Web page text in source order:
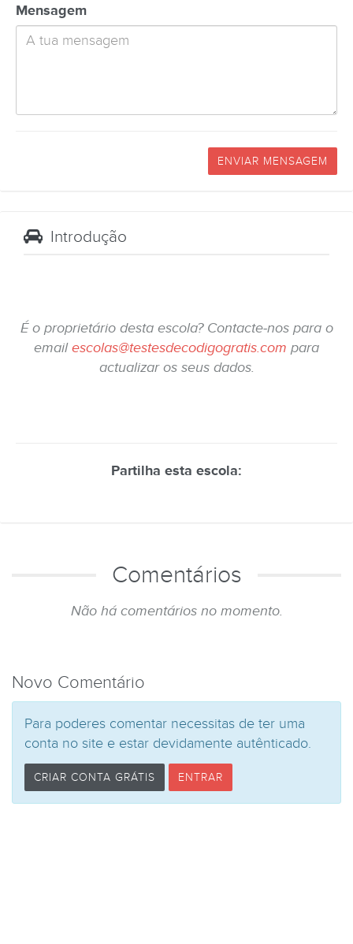
Mensagem
ENVIAR MENSAGEM
Introdução
É o proprietário desta escola? Contacte-nos para o
emailescolas@testesdecodigogratis.com para
actualizar os seus dados.
Partilha esta escola:
Comentários
Não há comentários no momento.
Novo Comentário
Para poderes comentar necessitas de ter uma
conta no site e estar devidamente autênticado.
CRIAR CONTA GRÁTIS ENTRAR